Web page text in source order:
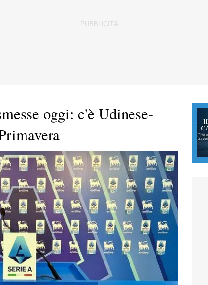
oggi: c'è Udinese-